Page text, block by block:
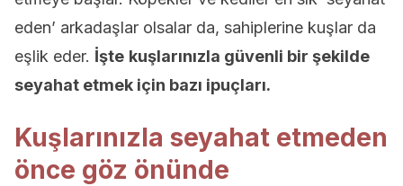
eden’ arkadaşlar olsalar da, sahiplerine kuşlar da
eşlik eder. İşte kuşlarınızla güvenli bir şekilde
seyahat etmek için bazı ipuçları.
Kuşlarınızla seyahat etmeden
önce göz önünde